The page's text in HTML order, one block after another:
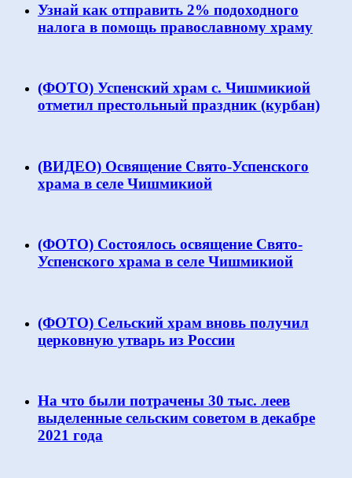
Узнай как отправить 2% подоходного
налога в помощь православному храму
(ФОТО) Успенский храм с. Чишмикиой
отметил престольный праздник (курбан)
(ВИДЕО) Освящение Свято-Успенского
храма в селе Чишмикиой
(ФОТО) Состоялось освящение Свято-
Успенского храма в селе Чишмикиой
(ФОТО) Сельский храм вновь получил
церковную утварь из России
На что были потрачены 30 тыс. леев
выделенные сельским советом в декабре
2021 года